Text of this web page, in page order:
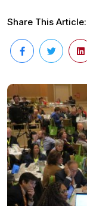
Share This Article: